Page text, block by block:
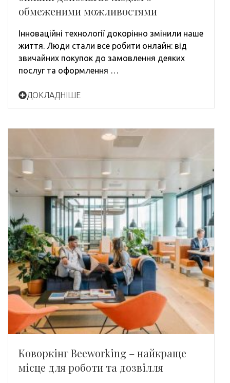
обмеженими можливостями
Інноваційні технології докорінно змінили наше
життя. Люди стали все робити онлайн: від
звичайних покупок до замовлення деяких
послуг та оформлення …
ДОКЛАДНІШЕ
Коворкінг Beeworking – найкраще
місце для роботи та дозвілля